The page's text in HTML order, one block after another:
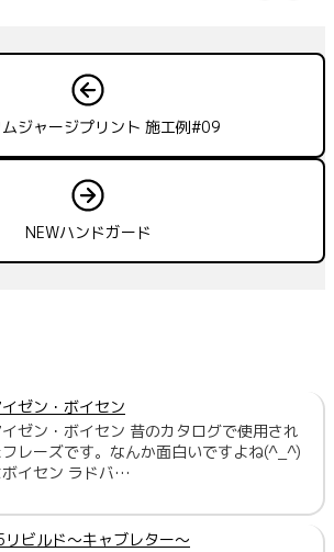
ジャージプリント 施工例#09
NEWハンドガード
ゼン・ボイセン
ゼン・ボイセン 昔のカタログで使用され
レーズです。なんか面白いですよね(^_^)
イセン ラドバ…
ビルド～キャブレター～